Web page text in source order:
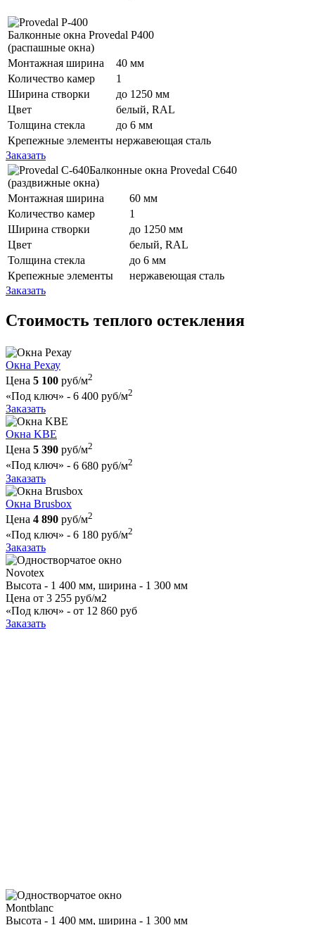
Балконные окна Provedal P400
(распашные окна)
Монтажная ширина
40 мм
Количество камер
1
Ширина створки
до 1250 мм
Цвет
белый, RAL
Толщина стекла
до 6 мм
Крепежные элементы нержавеющая сталь
Заказать
Балконные окна Provedal С640
(раздвижные окна)
Монтажная ширина
60 мм
Количество камер
1
Ширина створки
до 1250 мм
Цвет
белый, RAL
Толщина стекла
до 6 мм
Крепежные элементы
нержавеющая сталь
Заказать
Стоимость теплого остекления
Окна Рехау
Цена 5 100 руб/м2
«Под ключ» - 6 400 руб/м2
Заказать
Окна KBE
Цена 5 390 руб/м2
«Под ключ» - 6 680 руб/м2
Заказать
Окна Brusbox
Цена 4 890 руб/м2
«Под ключ» - 6 180 руб/м2
Заказать
Novotex
Высота - 1 400 мм, ширина - 1 300 мм
Цена от 3 255 руб/м2
«Под ключ» - от 12 860 руб
Заказать
Montblanc
Высота - 1 400 мм, ширина - 1 300 мм